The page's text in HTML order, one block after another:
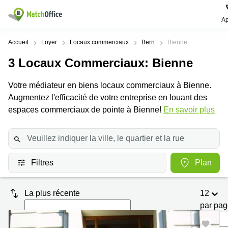
Rechercher / publier
Pages
produits
Bureau
d'affaires
Coworking
Salle
de
virtuel
Villes
Location
bureau
Zurich
Bureau
à louer
Genève
Bureau à
louer
Zurich
Recherches
Voie du
Chariot 3
Lausanne
Place de
la Gare
12
Lausanne
Rue du
la-
1
Aide
Qui sommes-nous?
Prix
Connexion
Choisissez une langue
Switzerland
Accueil Loyer Locaux commerciaux Bern Bienne
3 Locaux Commerciaux: Bienne
Votre médiateur en biens locaux commerciaux à Bienne.
Augmentez l'efficacité de votre entreprise en louant des
espaces commerciaux de pointe à Bienne! En savoir plus
Filtres Plan
La plus récente
12
par